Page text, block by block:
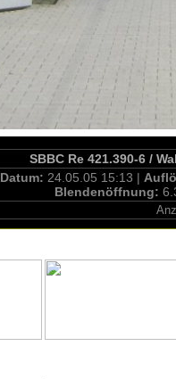
SBBC Re 421.390-6 /
Datum: 24.05.05 15:13 |
Blendenöffnung: